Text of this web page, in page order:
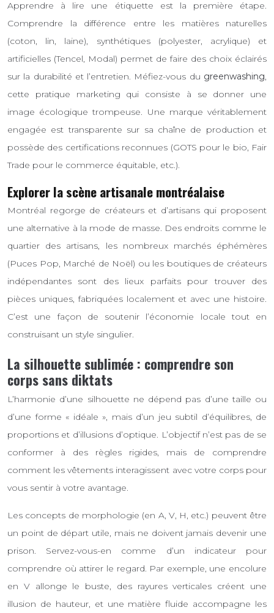
Apprendre à lire une étiquette est la première étape.
Comprendre la différence entre les matières naturelles
(coton, lin, laine), synthétiques (polyester, acrylique) et
artificielles (Tencel, Modal) permet de faire des choix éclairés
sur la durabilité et l’entretien. Méfiez-vous du greenwashing,
cette pratique marketing qui consiste à se donner une
image écologique trompeuse. Une marque véritablement
engagée est transparente sur sa chaîne de production et
possède des certifications reconnues (GOTS pour le bio, Fair
Trade pour le commerce équitable, etc.).
Explorer la scène artisanale montréalaise
Montréal regorge de créateurs et d’artisans qui proposent
une alternative à la mode de masse. Des endroits comme le
quartier des artisans, les nombreux marchés éphémères
(Puces Pop, Marché de Noël) ou les boutiques de créateurs
indépendantes sont des lieux parfaits pour trouver des
pièces uniques, fabriquées localement et avec une histoire.
C’est une façon de soutenir l’économie locale tout en
construisant un style singulier.
La silhouette sublimée : comprendre son
corps sans diktats
L’harmonie d’une silhouette ne dépend pas d’une taille ou
d’une forme « idéale », mais d’un jeu subtil d’équilibres, de
proportions et d’illusions d’optique. L’objectif n’est pas de se
conformer à des règles rigides, mais de comprendre
comment les vêtements interagissent avec votre corps pour
vous sentir à votre avantage.
Les concepts de morphologie (en A, V, H, etc.) peuvent être
un point de départ utile, mais ne doivent jamais devenir une
prison. Servez-vous-en comme d’un indicateur pour
comprendre où attirer le regard. Par exemple, une encolure
en V allonge le buste, des rayures verticales créent une
illusion de hauteur, et une matière fluide accompagne les